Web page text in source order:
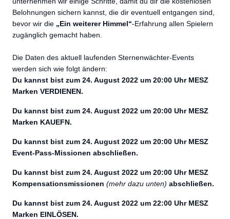
Belohnungen sichern kannst, die dir eventuell entgangen sind,
bevor wir die „Ein weiterer Himmel“-Erfahrung allen Spielern
zugänglich gemacht haben.
Die Daten des aktuell laufenden Sternenwächter-Events
werden sich wie folgt ändern:
Du kannst bist zum 24. August 2022 um 20:00 Uhr MESZ
Marken VERDIENEN.
Du kannst bist zum 24. August 2022 um 20:00 Uhr MESZ
Marken KAUEFN.
Du kannst bist zum 24. August 2022 um 20:00 Uhr MESZ
Event-Pass-Missionen abschließen.
Du kannst bist zum 24. August 2022 um 20:00 Uhr MESZ
Kompensationsmissionen (mehr dazu unten) abschließen.
Du kannst bist zum 24. August 2022 um 22:00 Uhr MESZ
Marken EINLÖSEN.